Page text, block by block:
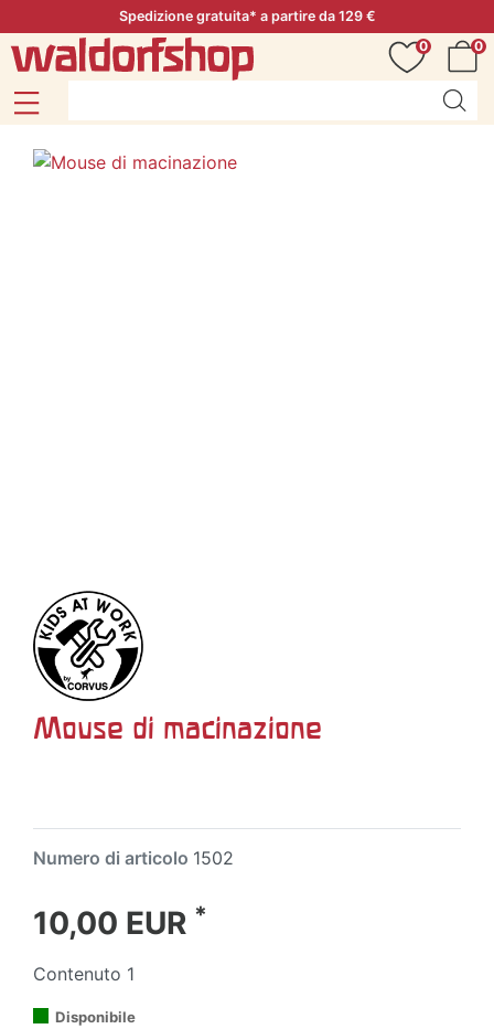
Spedizione gratuita* a partire da 129 €
0
0
Mouse di macinazione
Numero di articolo 1502
10,00 EUR *
Contenuto 1
Disponibile